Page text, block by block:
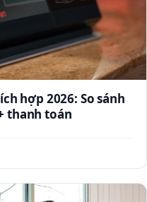
hợp 2026: So sánh
thanh toán